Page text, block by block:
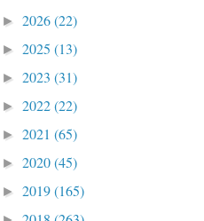
► 2026(22)
► 2025 (13)
► 2023 (31)
► 2022(22)
► 2021 (65)
► 2020(45)
► 2019(165)